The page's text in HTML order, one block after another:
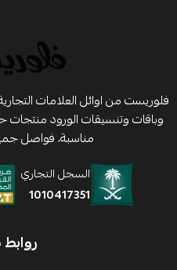
فلوريست من اوائل العلامات
وباقات وتنسيقات الورود
مناسبة، فواصل
السجل التجاري
1010417351